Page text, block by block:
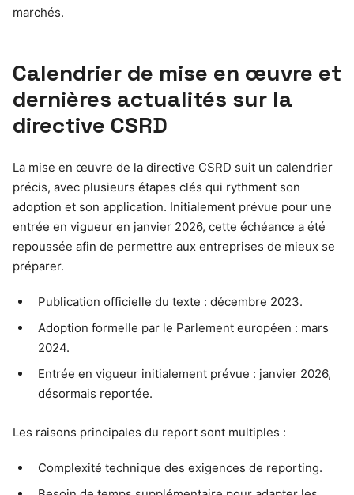
marchés.
Calendrier de mise en œuvre et
dernières actualités sur la
directive CSRD
La mise en œuvre de la directive CSRD suit un calendrier
précis, avec plusieurs étapes clés qui rythment son
adoption et son application. Initialement prévue pour une
entrée en vigueur en janvier 2026, cette échéance a été
repoussée afin de permettre aux entreprises de mieux se
préparer.
Publication officielle du texte : décembre 2023.
Adoption formelle par le Parlement européen : mars
2024.
Entrée en vigueur initialement prévue : janvier 2026,
désormais reportée.
Les raisons principales du report sont multiples :
Complexité technique des exigences de reporting.